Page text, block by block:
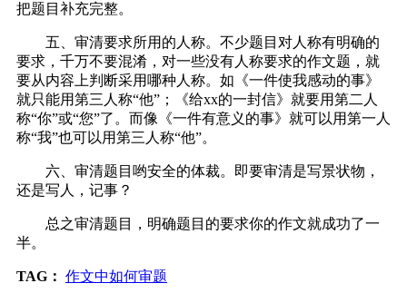
把题目补充完整。
五、审清要求所用的人称。不少题目对人称有明确的
要求，千万不要混淆，对一些没有人称要求的作文题，就
要从内容上判断采用哪种人称。如《一件使我感动的事》
就只能用第三人称“他”；《给xx的一封信》就要用第二人
称“你”或“您”了。而像《一件有意义的事》就可以用第一人
称“我”也可以用第三人称“他”。
六、审清题目哟安全的体裁。即要审清是写景状物，
还是写人，记事？
总之审清题目，明确题目的要求你的作文就成功了一
半。
TAG： 作文中如何审题